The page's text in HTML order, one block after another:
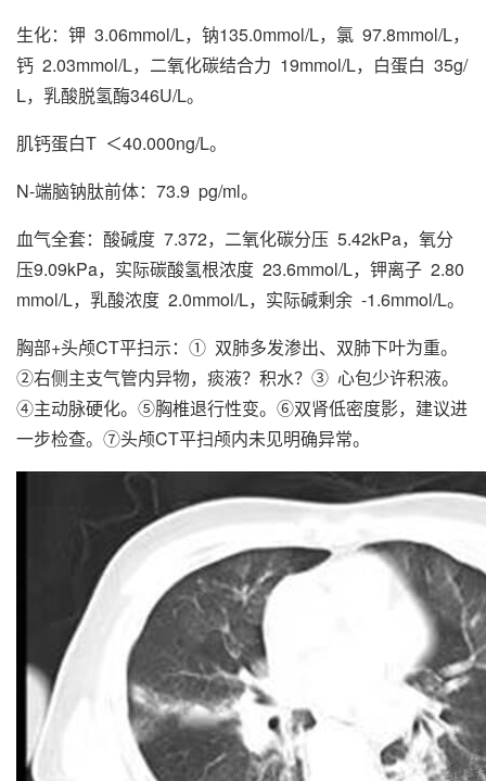
生化：钾 3.06mmol/L，钠135.0mmol/L，氯 97.8mmol/L，
钙 2.03mmol/L，二氧化碳结合力 19mmol/L，白蛋白 35g/
L，乳酸脱氢酶346U/L。
肌钙蛋白T ＜40.000ng/L。
N-端脑钠肽前体：73.9 pg/ml。
血气全套：酸碱度 7.372，二氧化碳分压 5.42kPa，氧分
压9.09kPa，实际碳酸氢根浓度 23.6mmol/L，钾离子 2.80
mmol/L，乳酸浓度 2.0mmol/L，实际碱剩余 -1.6mmol/L。
胸部+头颅CT平扫示：① 双肺多发渗出、双肺下叶为重。
②右侧主支气管内异物，痰液？积水？③ 心包少许积液。
④主动脉硬化。⑤胸椎退行性变。⑥双肾低密度影，建议进
一步检查。⑦头颅CT平扫颅内未见明确异常。